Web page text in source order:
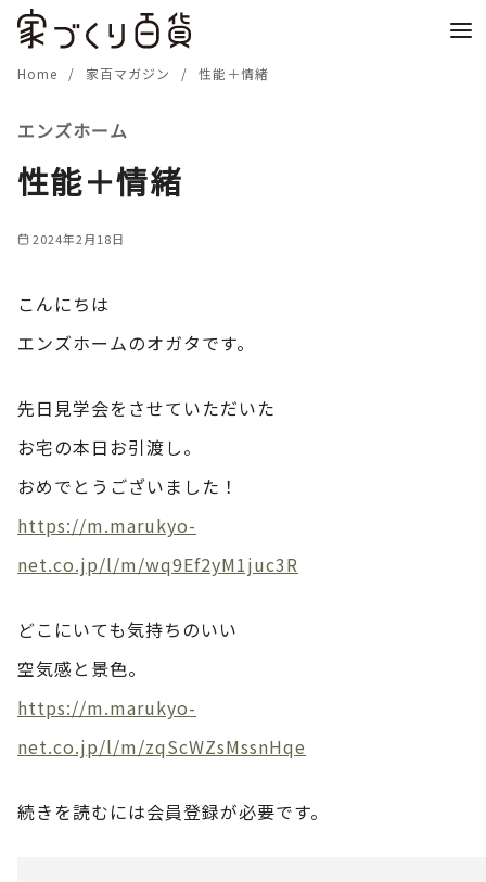
Home 家百マガジン 性能＋情緒
エンズホーム
性能＋情緒
2024年2月18日
こんにちは
エンズホームのオガタです。
先日見学会をさせていただいた
お宅の本日お引渡し。
おめでとうございました！
https://m.marukyo-
net.co.jp/l/m/wq9Ef2yM1juc3R
どこにいても気持ちのいい
空気感と景色。
https://m.marukyo-
net.co.jp/l/m/zqScWZsMssnHqe
続きを読むには会員登録が必要です。